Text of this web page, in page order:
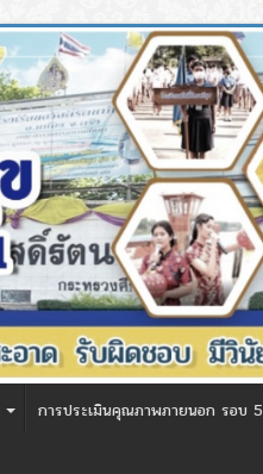
การประเมินคุณภาพภายนอก รอบ 5